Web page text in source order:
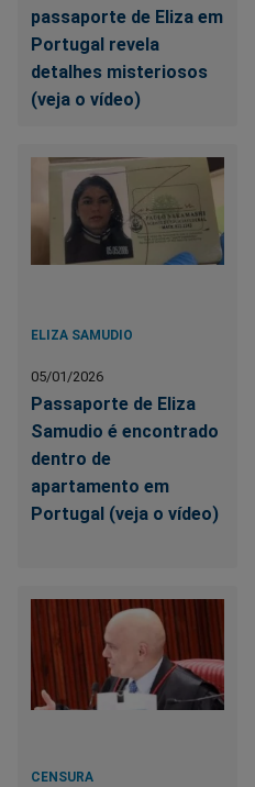
passaporte de Eliza em
Portugal revela
detalhes misteriosos
(veja o vídeo)
ELIZA SAMUDIO
05/01/2026
Passaporte de Eliza
Samudio é encontrado
dentro de
apartamento em
Portugal (veja o vídeo)
CENSURA